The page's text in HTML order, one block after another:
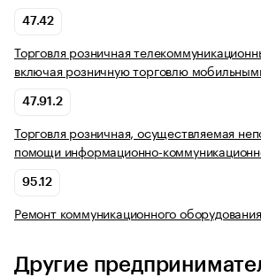
47.42
Торговля розничная
включая розничную торговлю
47.91.2
Торговля розничная, осуществляемая
помощи информационно-
95.12
Ремонт коммуникационного оборудования
Другие